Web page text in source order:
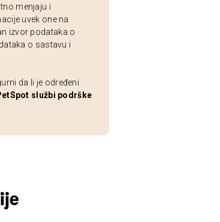
menjaju i
uvek one na
izvor podataka o
o sastavu i
da li je određeni
službi podrške